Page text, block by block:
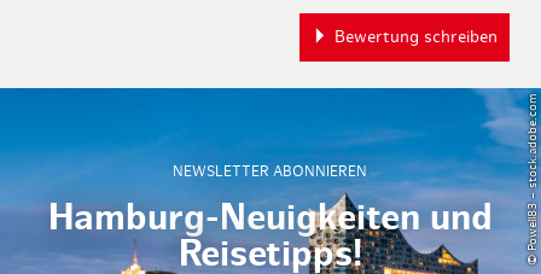
Bewertung schreiben
NEWSLETTER ABONNIEREN
Hamburg-Neuigkeiten und
Reisetipps!
© Powell83 – stock.adobe.com